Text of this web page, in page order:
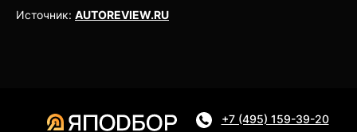
Источник: AUTOREVIEW.RU
+7 (495) 159-39-20